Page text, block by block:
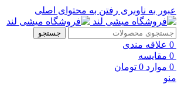
عبور به ناوبری رفتن به محتوای اصلی
جستجو
0 علاقه مندی
0 مقایسه
0 موارد 0 تومان
منو